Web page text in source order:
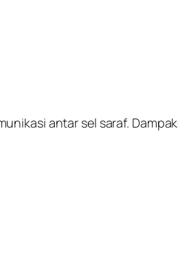
antar sel saraf.